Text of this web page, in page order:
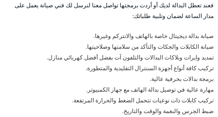
فعند تعطل البدالة لديك أو أردت برمجتها تواصل معنا لنرسل لك فني صيانة يعمل على
مدار الساعة لضمان وتلبية طلباتك:
صيانة بدالة ديجيتال خاصة بالهاتف والانتركم وغيرها.
صيانة الكابلات والجكات والتأكد من سلامتها وصلاحيتها.
تمديد وايرات وبلاكات البدالات والتلفون آت بفضل أفضل كهربائي منازل.
تركيب كافة أنواع أجهزة السنترال التقليدية والمتطورة.
برمجة بدالات بحرفية عالية.
مهارة عالية في توصيل بدالة الهاتف مع جهاز الكمبيوتر.
تركيب كابلات ذات نوعيات تتحمل الضغط والحرارة المرتفعة.
ضبط الجرس والنغمة والوقت والتاريخ.